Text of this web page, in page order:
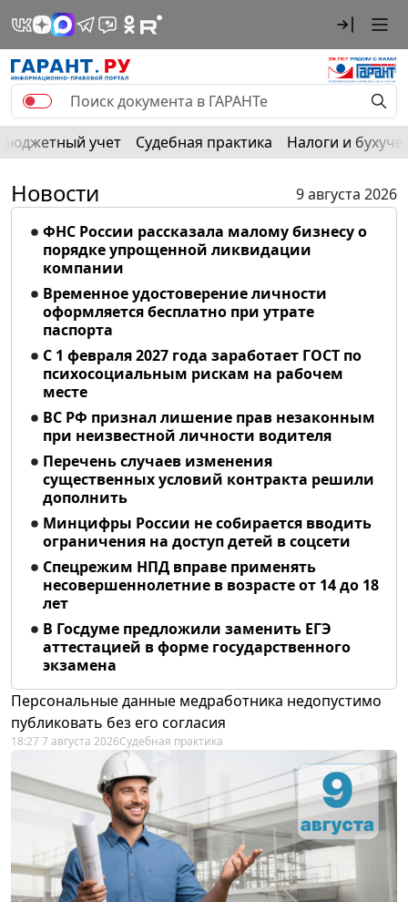
Бюджетный учет Судебная практика Налоги и
Новости
9 августа 2026
ФНС России рассказала малому бизнесу о
порядке упрощенной ликвидации
компании
Временное удостоверение личности
оформляется бесплатно при утрате
паспорта
С 1 февраля 2027 года заработает ГОСТ по
психосоциальным рискам на рабочем
месте
ВС РФ признал лишение прав незаконным
при неизвестной личности водителя
Перечень случаев изменения
существенных условий контракта решили
дополнить
Минцифры России не собирается вводить
ограничения на доступ детей в соцсети
Спецрежим НПД вправе применять
несовершеннолетние в возрасте от 14 до 18
лет
В Госдуме предложили заменить ЕГЭ
аттестацией в форме государственного
экзамена
Персональные данные медработника недопустимо
публиковать без его согласия
18:27 7 августа 2026Судебная практика